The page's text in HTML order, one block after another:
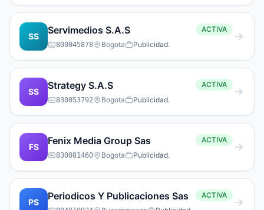
SS
Servimedios S.A.S ACTIVA
800045878 Bogota Publicidad.
SS
Strategy S.A.S ACTIVA
830053792 Bogota Publicidad.
FS
Fenix Media Group Sas ACTIVA
830081460 Bogota Publicidad.
PS
Periodicos Y Publicaciones Sas ACTIVA